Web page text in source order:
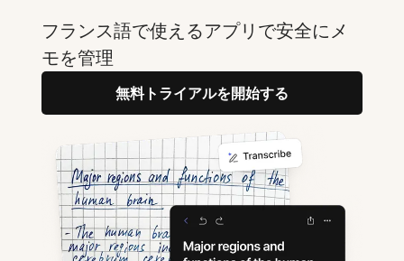
フランス語で使えるアプリで安全にメ
モを管理
無料トライアルを開始する